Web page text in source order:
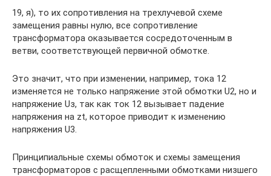
19, я), то их сопротивления на трехлучевой схеме
замещения равны нулю, все сопротивление
трансформатора оказывается сосредоточенным в
ветви, соответствующей первичной обмотке.
Это значит, что при изменении, например, тока 12
изменяется не только напряжение этой обмотки U2, но и
напряжение Uз, так как ток 12 вызывает падение
напряжения на zt, которое приводит к изменению
напряжения U3.
Принципиальные схемы обмоток и схемы замещения
трансформаторов с расщепленными обмотками низшего